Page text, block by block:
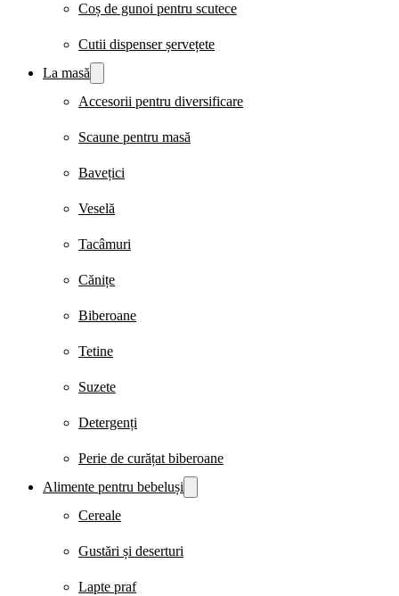
Coș de gunoi pentru scutece
Cutii dispenser șervețete
La masă
Accesorii pentru diversificare
Scaune pentru masă
Bavețici
Veselă
Tacâmuri
Cănițe
Biberoane
Tetine
Suzete
Detergenți
Perie de curățat biberoane
Alimente pentru bebeluși
Cereale
Gustări și deserturi
Lapte praf